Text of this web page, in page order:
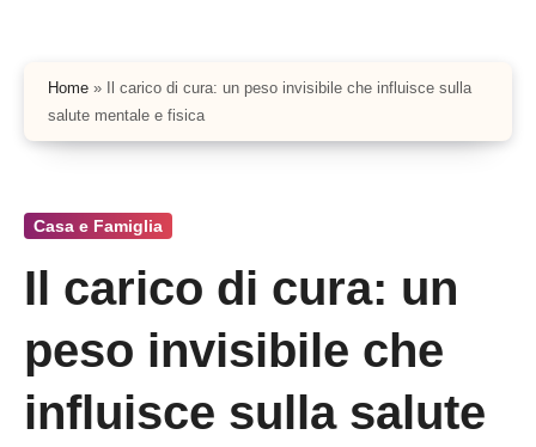
Home »
Il carico di cura: un peso invisibile che influisce sulla
salute mentale e fisica
Casa e Famiglia
Il carico di cura: un
peso invisibile che
influisce sulla salute